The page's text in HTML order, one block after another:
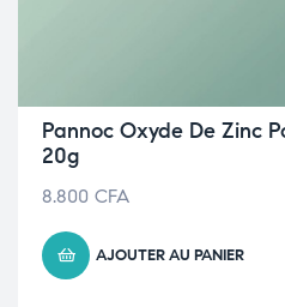
Pannoc Oxyde De Zinc
20g
8.800 CFA
AJOUTER AU PANIER